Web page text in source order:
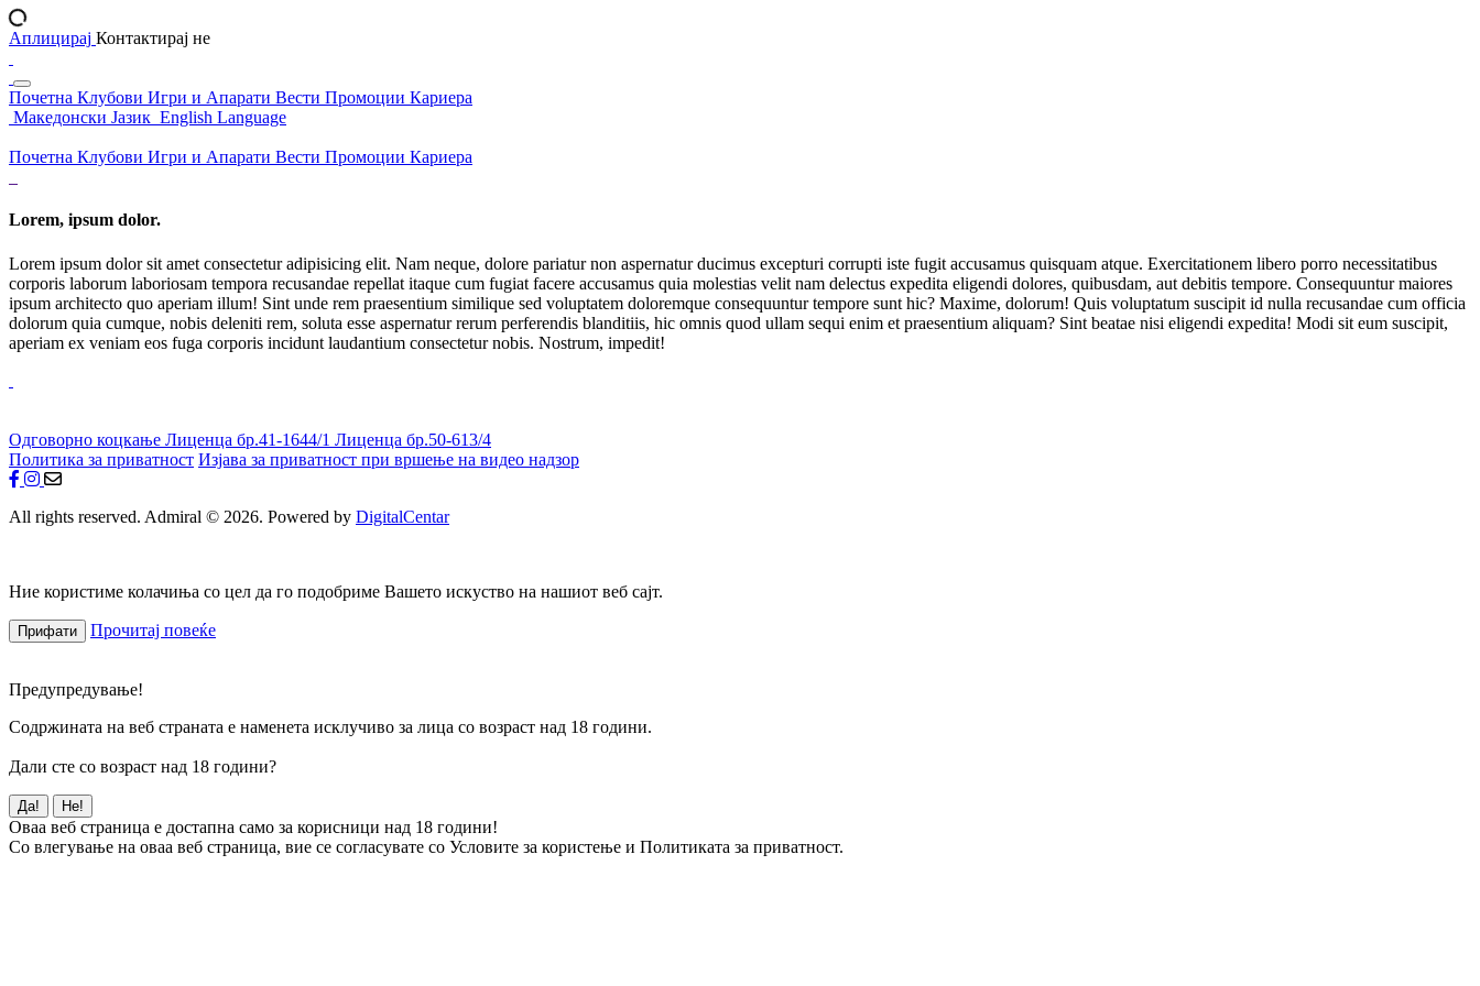
Аплицирај Контактирај не
Почетна Клубови Игри и Апарати Вести Промоции Кариера
Македонски Јазик English Language
Почетна Клубови Игри и Апарати Вести Промоции Кариера
Lorem, ipsum dolor.
Lorem ipsum dolor sit amet consectetur adipisicing elit. Nam neque, dolore pariatur non aspernatur ducimus excepturi corrupti iste fugit accusamus quisquam atque. Exercitationem libero porro necessitatibus
corporis laborum laboriosam tempora recusandae repellat itaque cum fugiat facere accusamus quia molestias velit nam delectus expedita eligendi dolores, quibusdam, aut debitis tempore. Consequuntur maiores
ipsum architecto quo aperiam illum! Sint unde rem praesentium similique sed voluptatem doloremque consequuntur tempore sunt hic? Maxime, dolorum! Quis voluptatum suscipit id nulla recusandae cum officia
dolorum quia cumque, nobis deleniti rem, soluta esse aspernatur rerum perferendis blanditiis, hic omnis quod ullam sequi enim et praesentium aliquam? Sint beatae nisi eligendi expedita! Modi sit eum suscipit,
aperiam ex veniam eos fuga corporis incidunt laudantium consectetur nobis. Nostrum, impedit!
Одговорно коцкање Лиценца бр.41-1644/1 Лиценца бр.50-613/4
Политика за приватност Изјава за приватност при вршење на видео надзор
All rights reserved. Admiral © 2026. Powered by DigitalCentar
Ние користиме колачиња со цел да го подобриме Вашето искуство на нашиот веб сајт.
Прифати Прочитај повеќе
Предупредување!
Содржината на веб страната е наменета исклучиво за лица со возраст над 18 години.
Дали сте со возраст над 18 години?
Да! Не!
Оваа веб страница е достапна само за корисници над 18 години!
Со влегување на оваа веб страница, вие се согласувате со Условите за користење и Политиката за приватност.